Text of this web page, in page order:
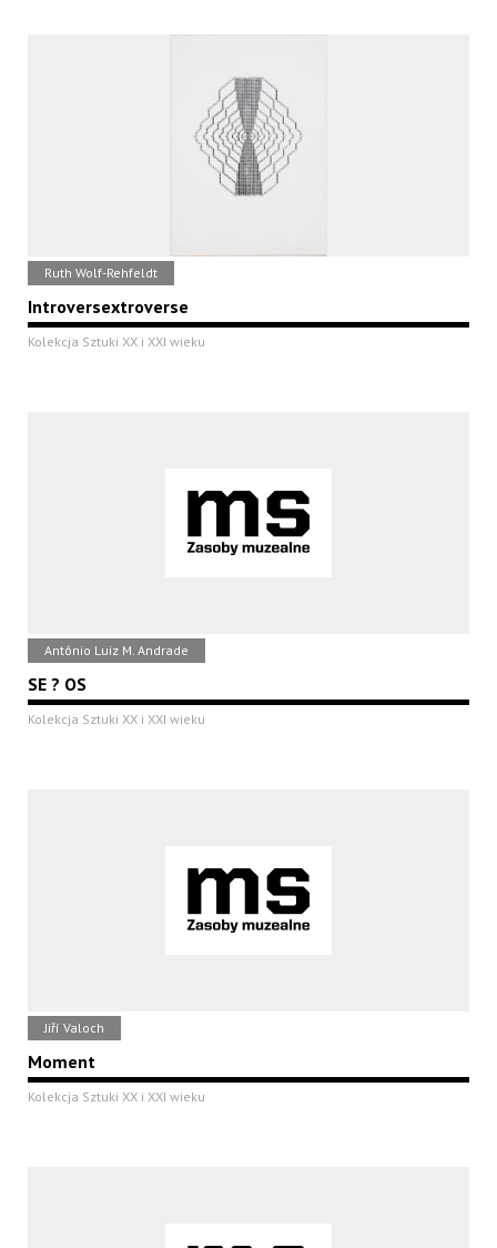
Ruth Wolf-Rehfeldt
Introversextroverse
Kolekcja Sztuki XX i XXI wieku
Antônio Luiz M. Andrade
SE ? OS
Kolekcja Sztuki XX i XXI wieku
Jiří Valoch
Moment
Kolekcja Sztuki XX i XXI wieku